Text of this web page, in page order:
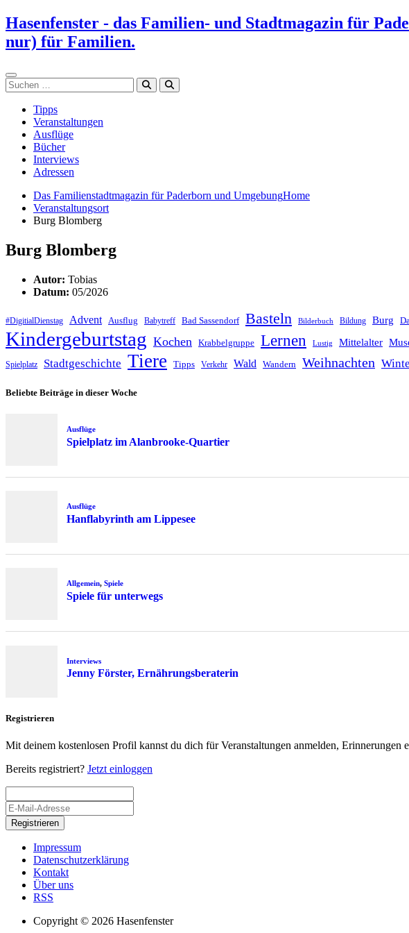
Zum
Inhalt
springen
Hasenfenster - das Familien- und Stadtmagazin für
nur) für Familien.
Suchen
Tipps
Veranstaltungen
Ausflüge
Bücher
Interviews
Adressen
Das Familienstadtmagazin für Paderborn und UmgebungHome
Veranstaltungsort
Burg Blomberg
Burg Blomberg
Autor: Tobias
Datum: 05/2026
#DigitialDienstag Advent Ausflug Babytreff Bad Sassendorf Basteln Bilderbuch Bildung Burg
Kindergeburtstag Kochen Krabbelgruppe Lernen Lustig Mittelalter
Spielplatz Stadtgeschichte Tiere Tipps Verkehr Wald Wandern Weihnachten
Beliebte Beiträge in dieser Woche
Ausflüge
Spielplatz im Alanbrooke-Quartier
Ausflüge
Hanflabyrinth am Lippesee
Allgemein, Spiele
Spiele für unterwegs
Interviews
Jenny Förster, Ernährungsberaterin
Registrieren
Mit deinem kostenlosen Profil kannst du dich für Veranstaltungen anmelden, Erinnerungen
Bereits registriert? Jetzt einloggen
Registrieren
Impressum
Datenschutzerklärung
Kontakt
Über uns
RSS
Copyright © 2026 Hasenfenster